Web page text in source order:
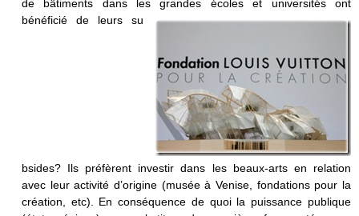
de bâtiments dans les grandes écoles et universités ont
bénéficié de leurs su
bsides? Ils préfèrent investir dans les beaux-arts en relation
avec leur activité d’origine (musée à Venise, fondations pour la
création, etc). En conséquence de quoi la puissance publique